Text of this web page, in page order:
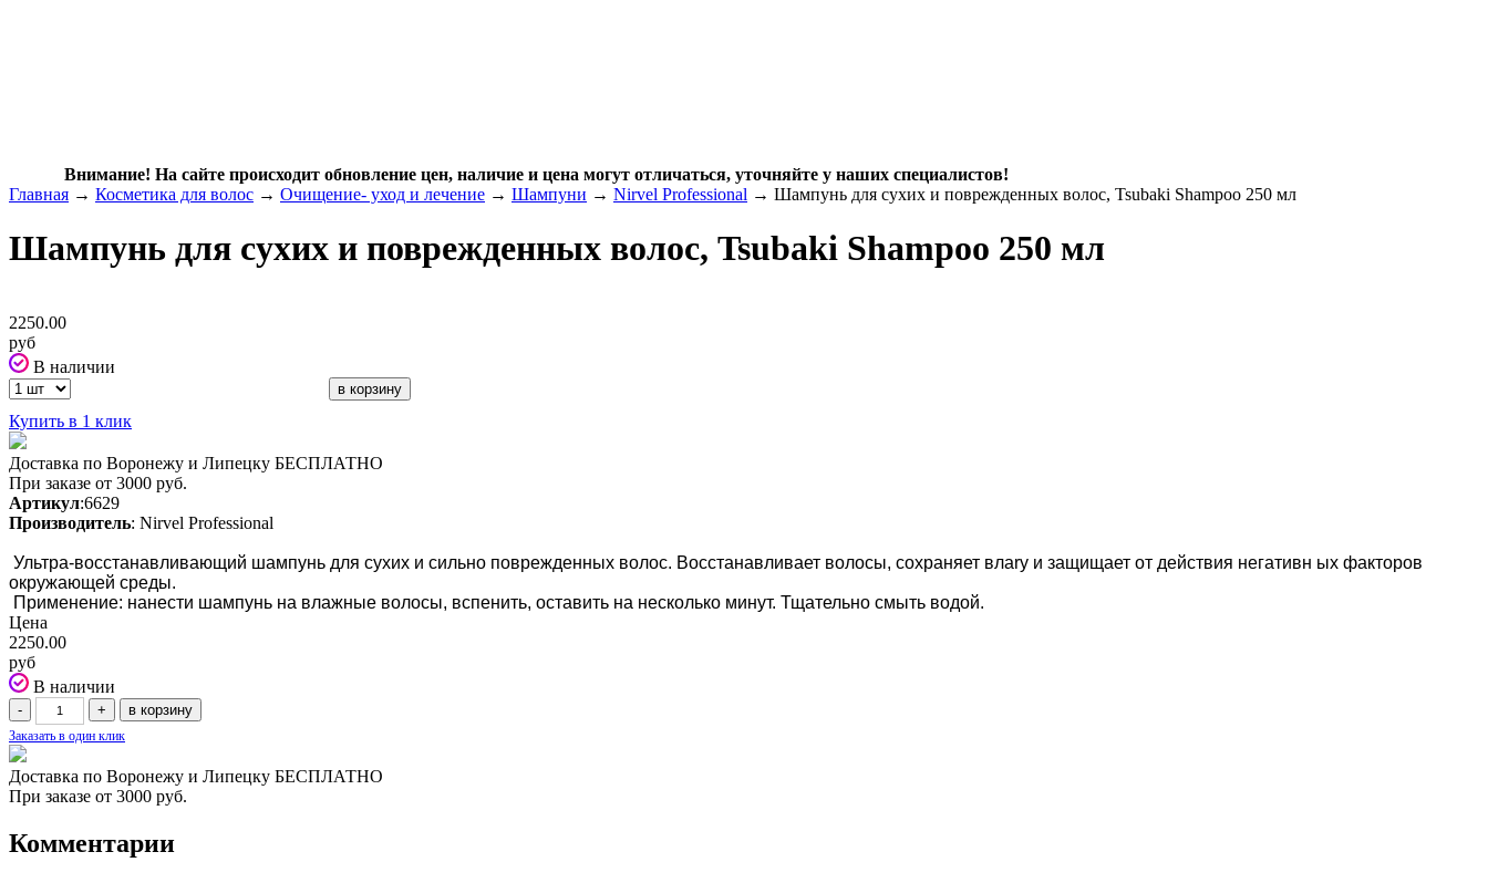
Внимание! На сайте происходит обновление цен, наличие и цена могут отличаться, уточняйте у наших специалистов!
Главная → Косметика для волос → Очищение- уход и лечение → Шампуни → Nirvel Professional → Шампунь для сухих и поврежденных волос, Tsubaki Shampoo 250 мл
Шампунь для сухих и поврежденных волос, Tsubaki Shampoo 250 мл
2250.00
руб
В наличии
Купить в 1 клик
Доставка по Воронежу и Липецку БЕСПЛАТНО
При заказе от 3000 руб.
Артикул:6629
Производитель: Nirvel Professional
Ультра-восстанавливающий шампунь для сухих и сильно поврежденных волос. Восстанавливает волосы, сохраняет влаrу и защищает от действия негативн ых факторов
окружающей среды.
Применение: нанести шампунь на влажные волосы, вспенить, оставить на несколько минут. Тщательно смыть водой.
Цена
2250.00
руб
В наличии
Заказать в один клик
Доставка по Воронежу и Липецку БЕСПЛАТНО
При заказе от 3000 руб.
Комментарии